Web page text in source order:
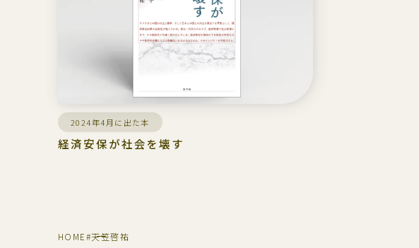
2024年4月に出た本
経済安保が社会を壊す
HOME#天笠啓祐